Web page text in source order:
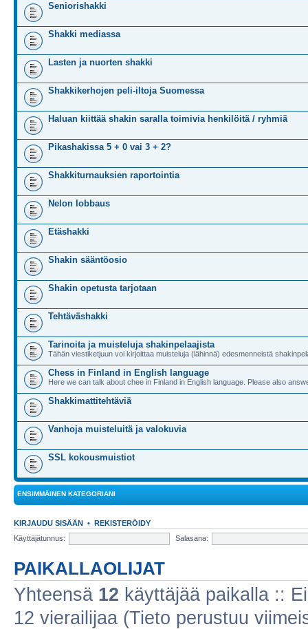
Seniorishakki
Shakki mediassa
Lasten ja nuorten shakki
Shakkikerhojen peli-iltoja Suomessa
Haluan kiittää shakin saralla toimivia henkilöitä / ryhmiä
Pikashakissa 5 + 0 vai 3 + 2?
Shakkiturnauksien raportointia
Nelon lobbaus
Etäshakki
Shakin sääntöosio
Shakin opetusta tarjotaan
Tehtäväshakki
Tarinoita ja muisteluja shakinpelaajista
Tähän viestiketjuun voi kirjoittaa muisteluja (lähinnä) edesmenneistä
Chess in Finland in English language
Here we can talk about chee in Finland in English language. Please also
Shakkimattitehtäviä
Vanhoja muisteluitä ja valokuvia
SSL kokousmuistiot
ENSIMMÄINEN KATEGORIANI
KIRJAUDU SISÄÄN • REKISTERÖIDY
Käyttäjätunnus:
Salasana:
PAIKALLAOLIJAT
Yhteensä 12 käyttäjää paikalla ::
12 vierailijaa (Tieto perustuu